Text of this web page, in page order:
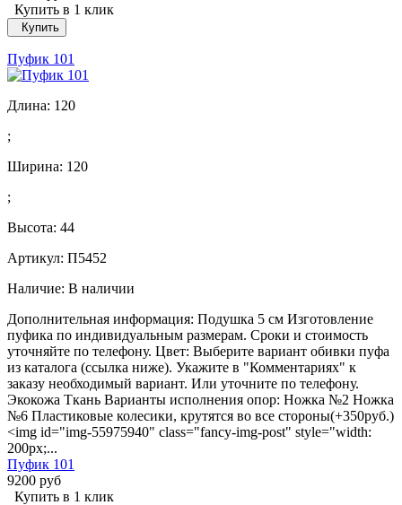
Купить в 1 клик
Купить
Пуфик 101
Длина: 120
;
Ширина: 120
;
Высота: 44
Артикул: П5452
Наличие: В наличии
Дополнительная информация: Подушка 5 см Изготовление
пуфика по индивидуальным размерам. Сроки и стоимость
уточняйте по телефону. Цвет: Выберите вариант обивки пуфа
из каталога (ссылка ниже). Укажите в "Комментариях" к
заказу необходимый вариант. Или уточните по телефону.
Экокожа Ткань Варианты исполнения опор: Ножка №2 Ножка
№6 Пластиковые колесики, крутятся во все стороны(+350руб.)
<img id="img-55975940" class="fancy-img-post" style="width:
200px;...
Пуфик 101
9200 руб
Купить в 1 клик